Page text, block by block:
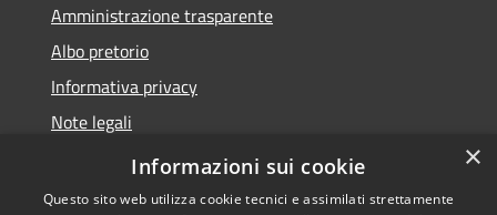
Amministrazione trasparente
Albo pretorio
Informativa privacy
Note legali
Dichiarazione di accessibilità
×
Informazioni sui cookie
Questo sito web utilizza cookie tecnici e assimilati strettamente